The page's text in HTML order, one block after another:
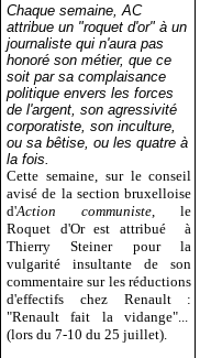
Chaque semaine, AC
attribue un "roquet d'or" à un
journaliste qui n'aura pas
honoré son métier, que ce
soit par sa complaisance
politique envers les forces
de l'argent, son agressivité
corporatiste, son inculture,
ou sa bêtise, ou les quatre à
la fois.
Cette semaine, sur le conseil
avisé de la section bruxelloise
d'Action communiste , le
Roquet d'Or est attribué
à
Thierry Steiner pour la
vulgarité insultante de son
commentaire sur les réductions
d'effectifs chez Renault :
"Renault fait la vidange"...
(lors du 7-10 du 25 juillet).